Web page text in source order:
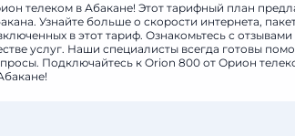
телеком в Абакане! Этот тарифный план
Узнайте больше о скорости интернета,
в этот тариф. Ознакомьтесь с
услуг. Наши специалисты всегда готовы
Подключайтесь к Orion 800 от Орион